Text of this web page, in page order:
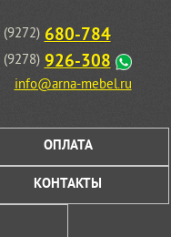
(9272) 680-784
(9278) 926-308
info@arna-mebel.ru
ОПЛАТА
КОНТАКТЫ